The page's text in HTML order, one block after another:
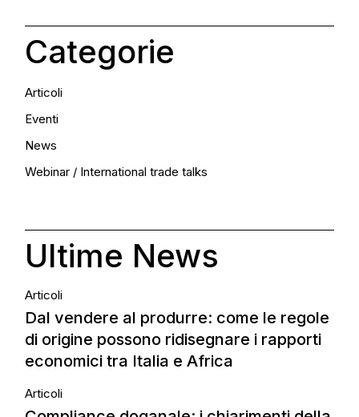
Categorie
Articoli
Eventi
News
Webinar / International trade talks
Ultime News
Articoli
Dal vendere al produrre: come le regole
di origine possono ridisegnare i rapporti
economici tra Italia e Africa
Articoli